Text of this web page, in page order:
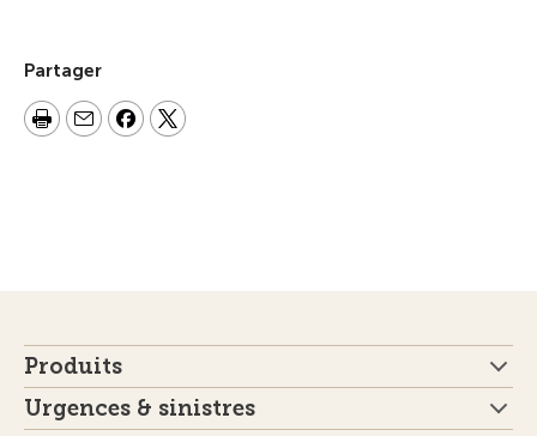
Partager
Produits
Urgences & sinistres